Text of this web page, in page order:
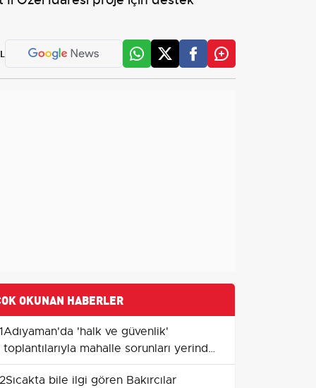
OKUNAN HABERLER
1Adıyaman'da 'halk ve güvenlik'
toplantılarıyla mahalle sorunları yerinde
ele alınıyor
2Sıcakta bile ilgi gören Bakırcılar